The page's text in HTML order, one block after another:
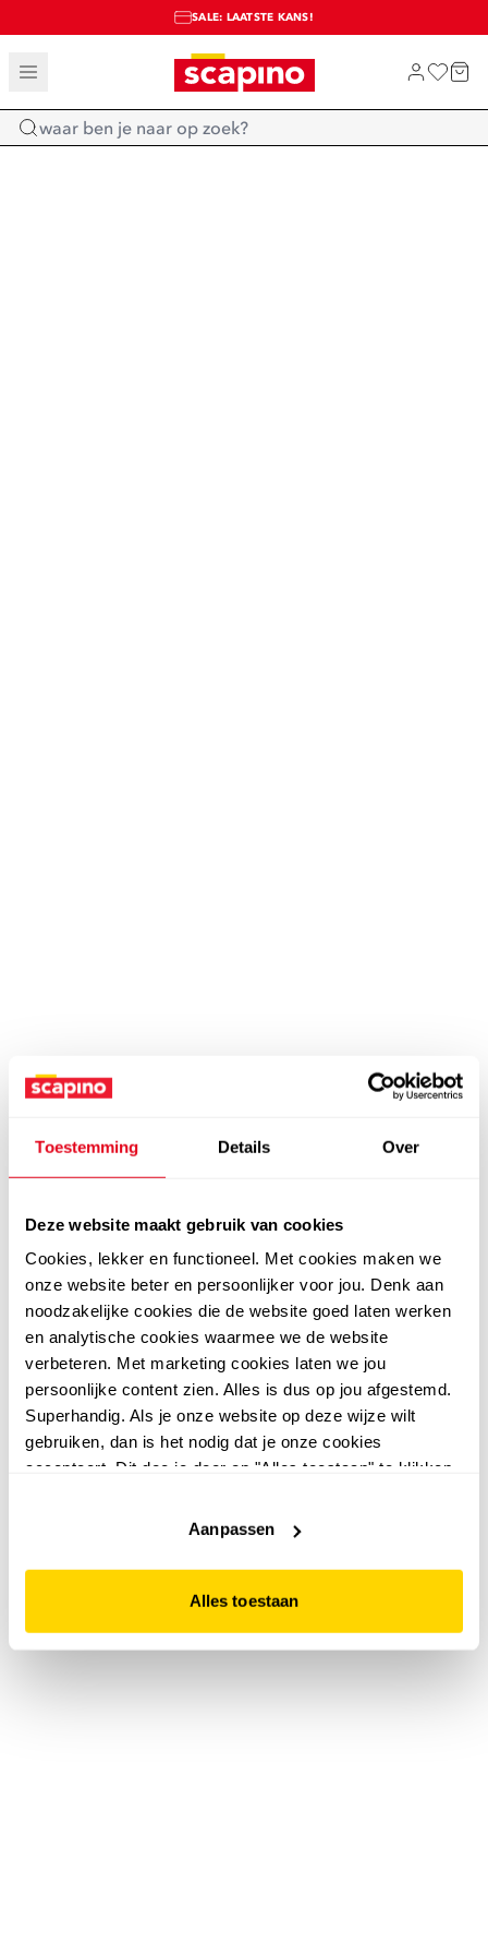
Toestemming Details Over
Deze website maakt gebruik van cookies
Cookies, lekker en functioneel. Met cookies maken we
onze website beter en persoonlijker voor jou. Denk aan
noodzakelijke cookies die de website goed laten werken
en analytische cookies waarmee we de website
verbeteren. Met marketing cookies laten we jou
persoonlijke content zien. Alles is dus op jou afgestemd.
Superhandig. Als je onze website op deze wijze wilt
gebruiken, dan is het nodig dat je onze cookies
accepteert. Dit doe je door op "Alles toestaan" te klikken.
website niet optimaal functioneert.
Aanpassen
Alles toestaan
TOT 70% KORTING OP SALE
SALE: LAATSTE KANS!
SHOP NIEUW
Home